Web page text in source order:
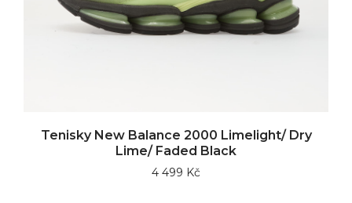
Tenisky New Balance 2000 Limelight/ Dry
Lime/ Faded Black
4 499 Kč